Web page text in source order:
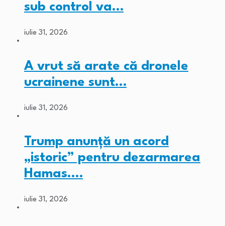
sub control va…
iulie 31, 2026
A vrut să arate că dronele
ucrainene sunt…
iulie 31, 2026
Trump anunță un acord
„istoric” pentru dezarmarea
Hamas.…
iulie 31, 2026